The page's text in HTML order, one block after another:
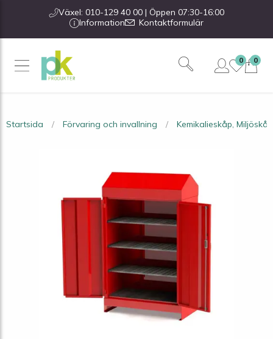
Växel: 010-129 40 00 | Öppen 07:30-16:00
Information
Kontaktformulär
0
0
Startsida Förvaring och invallning Kemikalieskåp, Miljöskåp